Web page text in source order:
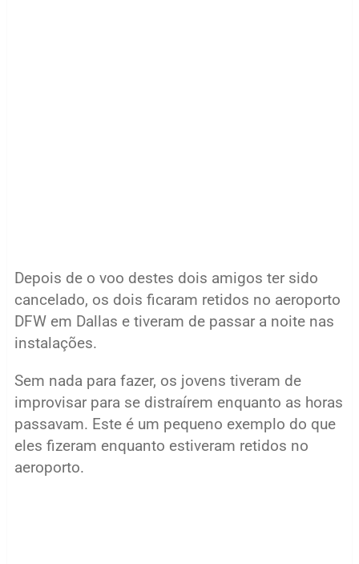
Depois de o voo destes dois amigos ter sido
cancelado, os dois ficaram retidos no aeroporto
DFW em Dallas e tiveram de passar a noite nas
instalações.
Sem nada para fazer, os jovens tiveram de
improvisar para se distraírem enquanto as horas
passavam. Este é um pequeno exemplo do que
eles fizeram enquanto estiveram retidos no
aeroporto.